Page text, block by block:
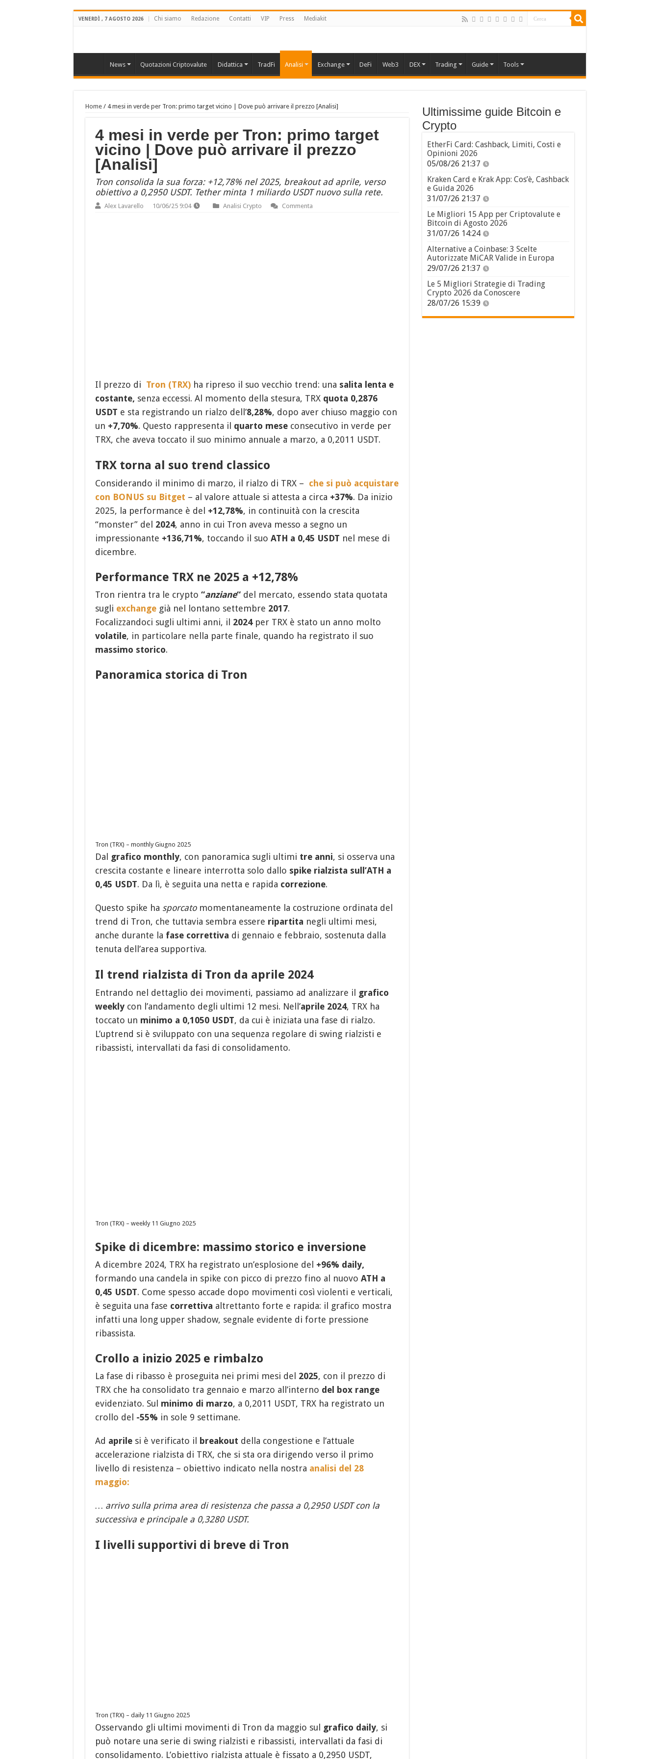
VENERDÌ , 7 AGOSTO 2026 Chi siamo Redazione Contatti VIP Press Mediakit
News Quotazioni Criptovalute Didattica TradFi Analisi Exchange DeFi Web3 DEX Trading Guide Tools
Home/ 4 mesi in verde per Tron: primo target vicino | Dove può arrivare il prezzo [Analisi]
4 mesi in verde per Tron: primo target
vicino | Dove può arrivare il prezzo
[Analisi]
Tron consolida la sua forza: +12,78% nel 2025, breakout ad aprile, verso
obiettivo a 0,2950 USDT. Tether minta 1 miliardo USDT nuovo sulla rete.
Alex Lavarello 10/06/25 9:04 Analisi Crypto Commenta
Il prezzo di Tron (TRX)ha ripreso il suo vecchio trend: una salita lenta e
costante, senza eccessi. Al momento della stesura, TRX quota 0,2876
USDT e sta registrando un rialzo dell’8,28%, dopo aver chiuso maggio con
un +7,70%. Questo rappresenta il quarto mese consecutivo in verde per
TRX, che aveva toccato il suo minimo annuale a marzo, a 0,2011 USDT.
TRX torna al suo trend classico
Considerando il minimo di marzo, il rialzo di TRX – che si può acquistare
con BONUS su Bitget – al valore attuale si attesta a circa +37%. Da inizio
2025, la performance è del +12,78%, in continuità con la crescita
“monster” del 2024, anno in cui Tron aveva messo a segno un
impressionante +136,71%, toccando il suo ATH a 0,45 USDT nel mese di
dicembre.
Performance TRX ne 2025 a +12,78%
Tron rientra tra le crypto “anziane“del mercato, essendo stata quotata
sugli exchange già nel lontano settembre 2017.
Focalizzandoci sugli ultimi anni, il 2024per TRX è stato un anno molto
volatile, in particolare nella parte finale, quando ha registrato il suo
massimo storico.
Panoramica storica di Tron
Tron (TRX) – monthly Giugno 2025
Dal grafico monthly, con panoramica sugli ultimi tre anni, si osserva una
crescita costante e lineare interrotta solo dallo spike rialzista sull’ATH a
0,45 USDT. Da lì, è seguita una netta e rapida correzione.
Questo spike ha sporcatomomentaneamente la costruzione ordinata del
trend di Tron, che tuttavia sembra essere ripartita negli ultimi mesi,
anche durante la fase correttiva di gennaio e febbraio, sostenuta dalla
tenuta dell’area supportiva.
Il trend rialzista di Tron da aprile 2024
Entrando nel dettaglio dei movimenti, passiamo ad analizzare il grafico
weeklycon l’andamento degli ultimi 12 mesi. Nell’aprile 2024, TRX ha
toccato un minimo a 0,1050 USDT, da cui è iniziata una fase di rialzo.
L’uptrend si è sviluppato con una sequenza regolare di swing rialzisti e
ribassisti, intervallati da fasi di consolidamento.
Tron (TRX) – weekly 11 Giugno 2025
Spike di dicembre: massimo storico e inversione
A dicembre 2024, TRX ha registrato un’esplosione del +96% daily,
formando una candela in spike con picco di prezzo fino al nuovo ATH a
0,45 USDT. Come spesso accade dopo movimenti così violenti e verticali,
è seguita una fase correttiva altrettanto forte e rapida: il grafico mostra
infatti una long upper shadow, segnale evidente di forte pressione
ribassista.
Crollo a inizio 2025 e rimbalzo
La fase di ribasso è proseguita nei primi mesi del 2025, con il prezzo di
TRX che ha consolidato tra gennaio e marzo all’interno del box range
evidenziato. Sul minimo di marzo, a 0,2011 USDT, TRX ha registrato un
crollo del -55% in sole 9 settimane.
Ad aprilesi è verificato il breakout della congestione e l’attuale
accelerazione rialzista di TRX, che si sta ora dirigendo verso il primo
livello di resistenza – obiettivo indicato nella nostra analisi del 28
maggio:
… arrivo sulla prima area di resistenza che passa a 0,2950 USDT con la
successiva e principale a 0,3280 USDT.
I livelli supportivi di breve di Tron
Tron (TRX) – daily 11 Giugno 2025
Osservando gli ultimi movimenti di Tron da maggio sul grafico daily, si
può notare una serie di swing rialzisti e ribassisti, intervallati da fasi di
consolidamento. L’obiettivo rialzista attuale è fissato a 0,2950 USDT,
Ultimissime guide Bitcoin e
Crypto
EtherFi Card: Cashback, Limiti, Costi e
Opinioni 2026
05/08/26 21:37
Kraken Card e Krak App: Cos’è, Cashback
e Guida 2026
31/07/26 21:37
Le Migliori 15 App per Criptovalute e
Bitcoin di Agosto 2026
31/07/26 14:24
Alternative a Coinbase: 3 Scelte
Autorizzate MiCAR Valide in Europa
29/07/26 21:37
Le 5 Migliori Strategie di Trading
Crypto 2026 da Conoscere
28/07/26 15:39